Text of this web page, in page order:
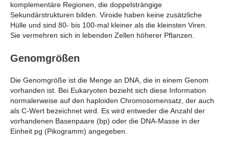
komplementäre Regionen, die doppelsträngige
Sekundärstrukturen bilden. Viroide haben keine zusätzliche
Hülle und sind 80- bis 100-mal kleiner als die kleinsten Viren.
Sie vermehren sich in lebenden Zellen höherer Pflanzen.
Genomgrößen
Die Genomgröße ist die Menge an DNA, die in einem Genom
vorhanden ist. Bei Eukaryoten bezieht sich diese Information
normalerweise auf den haploiden Chromosomensatz, der auch
als C-Wert bezeichnet wird. Es wird entweder die Anzahl der
vorhandenen Basenpaare (bp) oder die DNA-Masse in der
Einheit pg (Pikogramm) angegeben.